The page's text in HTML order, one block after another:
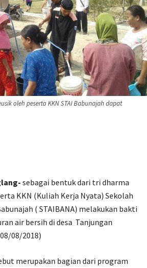
oleh peserta KKN STAI Babunajah dapat
sebagai bentuk dari tri dharma
KKN (Kuliah Kerja Nyata) Sekolah
( STAIBANA) melakukan bakti
air bersih di desa Tanjungan
08/2018)
merupakan bagian dari program